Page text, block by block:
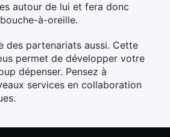
autour de lui et fera donc
à-oreille.
des partenariats aussi. Cette
permet de développer votre
dépenser. Pensez à
services en collaboration